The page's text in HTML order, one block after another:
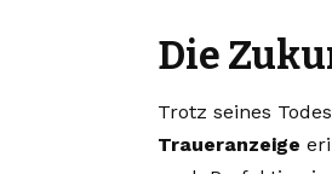
Die
Trotz seines
Traueranzeige